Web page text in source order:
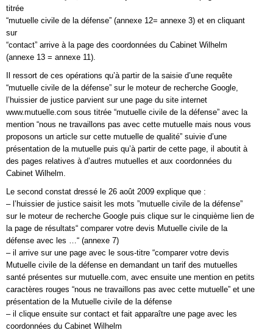
titrée
“mutuelle civile de la défense” (annexe 12= annexe 3) et en cliquant
sur
“contact” arrive à la page des coordonnées du Cabinet Wilhelm
(annexe 13 = annexe 11).
Il ressort de ces opérations qu’à partir de la saisie d’une requête
“mutuelle civile de la défense” sur le moteur de recherche Google,
l’huissier de justice parvient sur une page du site internet
www.mutuelle.com sous titrée “mutuelle civile de la défense” avec la
mention “nous ne travaillons pas avec cette mutuelle mais nous vous
proposons un article sur cette mutuelle de qualité” suivie d’une
présentation de la mutuelle puis qu’à partir de cette page, il aboutit à
des pages relatives à d’autres mutuelles et aux coordonnées du
Cabinet Wilhelm.
Le second constat dressé le 26 août 2009 explique que :
– l’huissier de justice saisit les mots ”mutuelle civile de la défense”
sur le moteur de recherche Google puis clique sur le cinquième lien de
la page de résultats“ comparer votre devis Mutuelle civile de la
défense avec les …“ (annexe 7)
– il arrive sur une page avec le sous-titre “comparer votre devis
Mutuelle civile de la défense en demandant un tarif des mutuelles
santé présentes sur mutuelle.com, avec ensuite une mention en petits
caractères rouges “nous ne travaillons pas avec cette mutuelle” et une
présentation de la Mutuelle civile de la défense
– il clique ensuite sur contact et fait apparaître une page avec les
coordonnées du Cabinet Wilhelm